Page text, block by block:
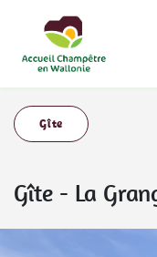
Gîte
Gîte - La